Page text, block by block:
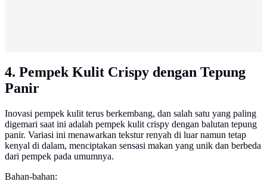
4. Pempek Kulit Crispy dengan Tepung
Panir
Inovasi pempek kulit terus berkembang, dan salah satu yang paling
digemari saat ini adalah pempek kulit crispy dengan balutan tepung
panir. Variasi ini menawarkan tekstur renyah di luar namun tetap
kenyal di dalam, menciptakan sensasi makan yang unik dan berbeda
dari pempek pada umumnya.
Bahan-bahan: